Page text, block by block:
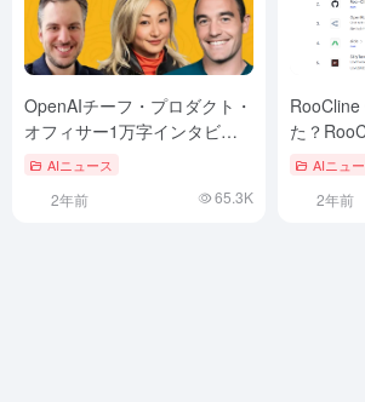
OpenAIチーフ・プロダクト・
オフィサー1万字インタビュ
ー：AI時代にプロダクトマネ
方法
AIニュース
2年前 65.3K
RooCline
た？
AIニュ
2年前